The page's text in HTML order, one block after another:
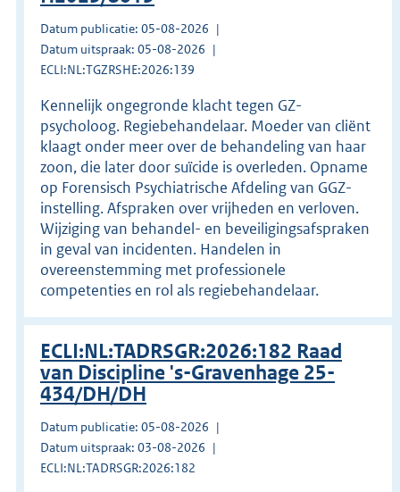
Datum publicatie: 05-08-2026
Datum uitspraak: 05-08-2026
ECLI:NL:TGZRSHE:2026:139
Kennelijk ongegronde klacht tegen GZ-
psycholoog. Regiebehandelaar. Moeder van cliënt
klaagt onder meer over de behandeling van haar
zoon, die later door suïcide is overleden. Opname
op Forensisch Psychiatrische Afdeling van GGZ-
instelling. Afspraken over vrijheden en verloven.
Wijziging van behandel- en beveiligingsafspraken
in geval van incidenten. Handelen in
overeenstemming met professionele
competenties en rol als regiebehandelaar.
ECLI:NL:TADRSGR:2026:182 Raad
van Discipline 's-Gravenhage 25-
434/DH/DH
Datum publicatie: 05-08-2026
Datum uitspraak: 03-08-2026
ECLI:NL:TADRSGR:2026:182